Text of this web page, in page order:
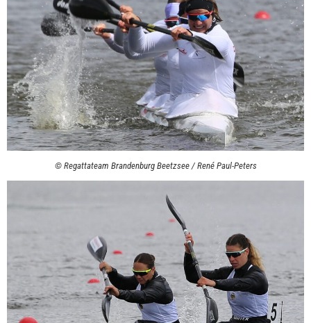
© Regattateam Brandenburg Beetzsee / René Paul-Peters